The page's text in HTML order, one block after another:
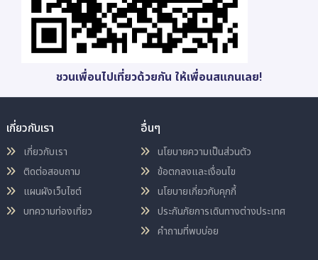
ชวนเพื่อนไปเที่ยวด้วยกัน ให้เพื่อนสแกนเลย!
เกี่ยวกับเรา
เกี่ยวกับเรา
ติดต่อสอบถาม
แผนผังเว็บไซต์
บทความท่องเที่ยว
อื่นๆ
นโยบายความเป็นส่วนตัว
ข้อตกลงและเงื่อนไข
นโยบายเกี่ยวกับคุกกี้
ประกันภัยการเดินทางต่างประเทศ
คำถามที่พบบ่อย